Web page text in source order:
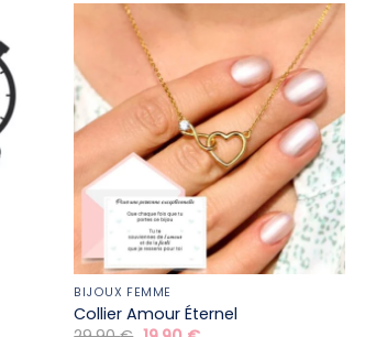
BIJOUX FEMME
Collier Amour Éternel